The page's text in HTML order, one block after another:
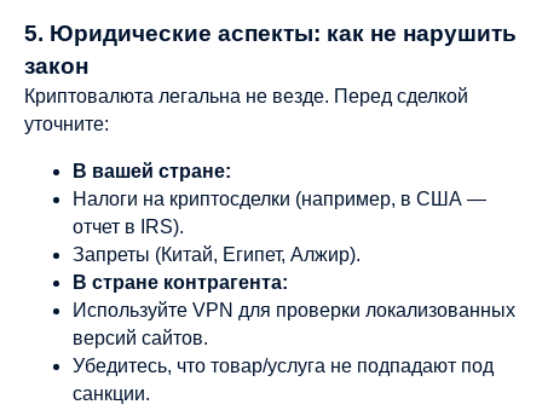
5. Юридические аспекты: как не нарушить
закон
Криптовалюта легальна не везде. Перед сделкой
уточните:
В вашей стране:
Налоги на криптосделки (например, в США —
отчет в IRS).
Запреты (Китай, Египет, Алжир).
В стране контрагента:
Используйте VPN для проверки локализованных
версий сайтов.
Убедитесь, что товар/услуга не подпадают под
санкции.